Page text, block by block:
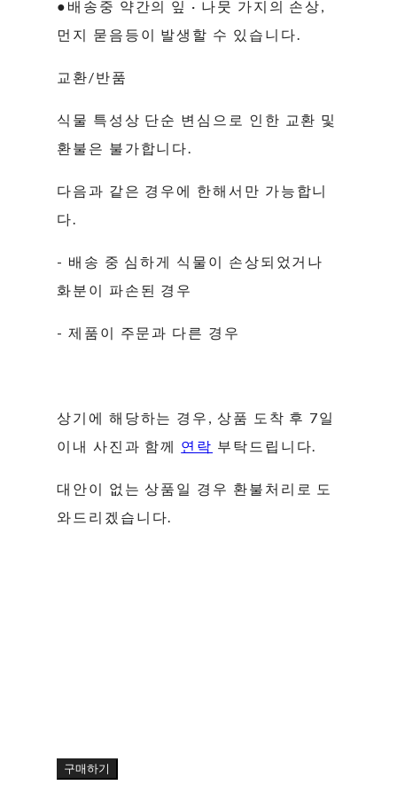
●배송중 약간의 잎 · 나뭇 가지의 손상,
먼지 묻음등이 발생할 수 있습니다.
교환/반품
식물 특성상 단순 변심으로 인한 교환 및
환불은 불가합니다.
다음과 같은 경우에 한해서만 가능합니
다.
- 배송 중 심하게 식물이 손상되었거나
화분이 파손된 경우
- 제품이 주문과 다른 경우
상기에 해당하는 경우, 상품 도착 후 7일
이내 사진과 함께 연락 부탁드립니다.
대안이 없는 상품일 경우 환불처리로 도
와드리겠습니다.
구매하기